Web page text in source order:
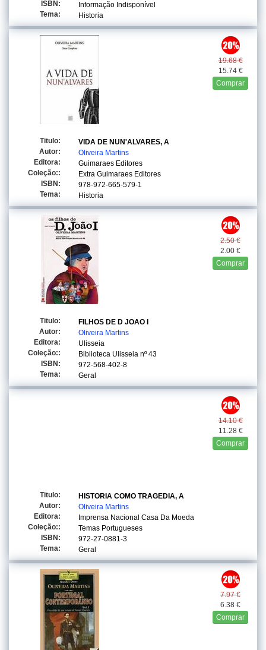
ISBN:
Informação Indisponível
Tema:
Historia
19.68 €
15.74 €
Comprar
Titulo:
VIDA DE NUN'ALVARES, A
Autor:
Oliveira Martins
Editora:
Guimaraes Editores
Coleção::
Extra Guimaraes Editores
ISBN:
978-972-665-579-1
Tema:
Historia
2.50 €
2.00 €
Comprar
Titulo:
FILHOS DE D JOAO I
Autor:
Oliveira Martins
Editora:
Ulisseia
Coleção::
Biblioteca Ulisseia nº 43
ISBN:
972-568-402-8
Tema:
Geral
14.10 €
11.28 €
Comprar
Titulo:
HISTORIA COMO TRAGEDIA, A
Autor:
Oliveira Martins
Editora:
Imprensa Nacional Casa Da Moeda
Coleção::
Temas Portugueses
ISBN:
972-27-0881-3
Tema:
Geral
7.97 €
6.38 €
Comprar